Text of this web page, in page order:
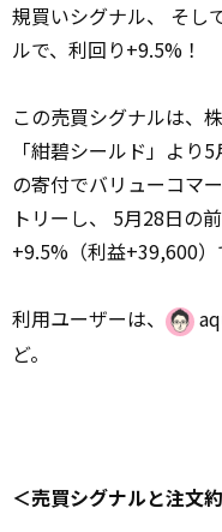
規買いシグナル、 そし
ルで、利回り+9.5%！
この売買シグナルは、
「紺碧シールド」より
の寄付でバリューコマ
トリーし、 5月28日の
+9.5%（利益+39,600）
利用ユーザーは、
ど。
＜売買シグナルと注文